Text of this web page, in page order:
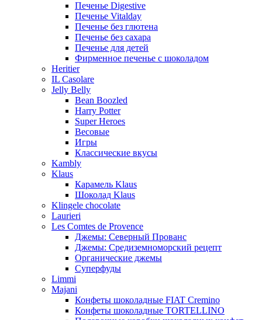
Печенье Digestive
Печенье Vitalday
Печенье без глютена
Печенье без сахара
Печенье для детей
Фирменное печенье с шоколадом
Heritier
IL Casolare
Jelly Belly
Bean Boozled
Harry Potter
Super Heroes
Весовые
Игры
Классические вкусы
Kambly
Klaus
Карамель Klaus
Шоколад Klaus
Klingele chocolate
Laurieri
Les Comtes de Provence
Джемы: Северный Прованс
Джемы: Средиземноморский рецепт
Органические джемы
Суперфуды
Limmi
Majani
Конфеты шоколадные FIAT Cremino
Конфеты шоколадные TORTELLINO